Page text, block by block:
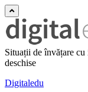
Situații de învățare cu
deschise
Digitaledu